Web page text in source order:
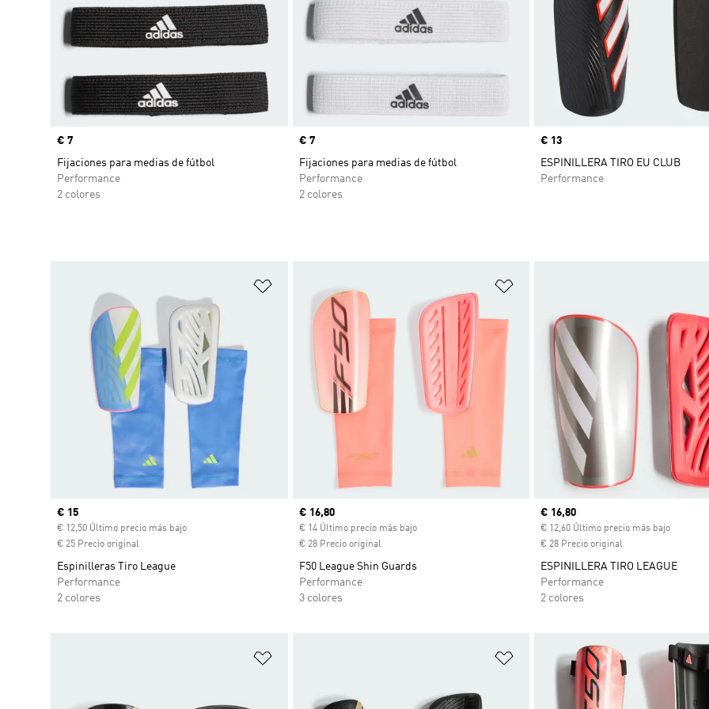
Precio
€ 7
Fijaciones para medias de fútbol
Performance
2 colores
Precio
€ 7
Fijaciones para medias de fútbol
Performance
2 colores
Precio
€ 13
ESPINILLERA TIRO EU CLUB
Performance
Precio actual
€ 15
€ 12,50 Último precio más bajo
€ 25 Precio original
Espinilleras Tiro League
Performance
2 colores
Precio actual
€ 16,80
€ 14 Último precio más bajo
€ 28 Precio original
F50 League Shin Guards
Performance
3 colores
Precio actual
€ 16,80
€ 12,60 Último precio más bajo
€ 28 Precio original
ESPINILLERA TIRO LEAGUE
Performance
2 colores
Añadir a la lista de deseos